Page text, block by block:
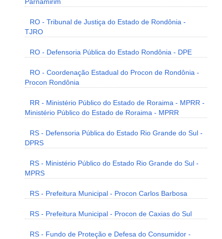
Parnamirim
RO - Tribunal de Justiça do Estado de Rondônia -
TJRO
RO - Defensoria Pública do Estado Rondônia - DPE
RO - Coordenação Estadual do Procon de Rondônia -
Procon Rondônia
RR - Ministério Público do Estado de Roraima - MPRR -
Ministério Público do Estado de Roraima - MPRR
RS - Defensoria Pública do Estado Rio Grande do Sul -
DPRS
RS - Ministério Público do Estado Rio Grande do Sul -
MPRS
RS - Prefeitura Municipal - Procon Carlos Barbosa
RS - Prefeitura Municipal - Procon de Caxias do Sul
RS - Fundo de Proteção e Defesa do Consumidor -